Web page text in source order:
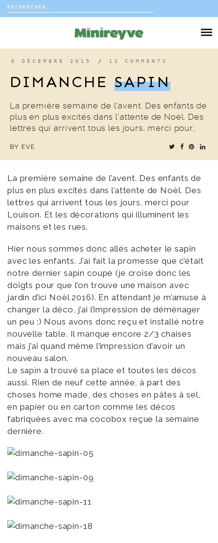
Rechercher :
VIE DE FAMILLE
DÉCO
VOYAGE
6 DÉCEMBRE 2015 / 12 COMMENTS
DIMANCHE SAPIN
La première semaine de l’avent. Des enfants de
plus en plus excités dans l’attente de Noël. Des
lettres qui arrivent tous les jours, merci pour…
BY EVE
La première semaine de l’avent. Des enfants de
plus en plus excités dans l’attente de Noël. Des
lettres qui arrivent tous les jours, merci pour
Louison. Et les décorations qui illuminent les
maisons et les rues.
Hier nous sommes donc allés acheter le sapin
avec les enfants. J’ai fait la promesse que c’était
notre dernier sapin coupé (je croise donc les
doigts pour que l’on trouve une maison avec
jardin d’ici Noël 2016). En attendant je m’amuse à
changer la déco, j’ai l’impression de déménager
un peu ;) Nous avons donc reçu et installé notre
nouvelle table. Il manque encore 2/3 chaises
mais j’ai quand même l’impression d’avoir un
nouveau salon.
Le sapin a trouvé sa place et toutes les décos
aussi. Rien de neuf cette année, à part des
choses home made, des choses en pâtes à sel,
en papier ou en carton comme les décos
fabriquées avec ma cocobox reçue la semaine
dernière.